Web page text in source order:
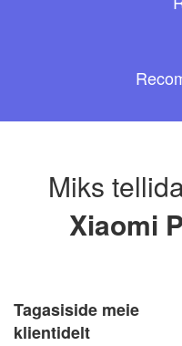
Miks
Xiaomi
Tagasiside meie
klientidelt